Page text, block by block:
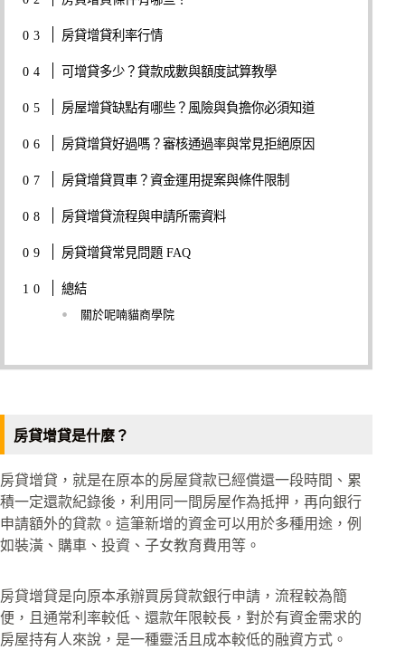
房貸增貸利率行情
可增貸多少？貸款成數與額度試算教學
房屋增貸缺點有哪些？風險與負擔你必須知道
房貸增貸好過嗎？審核通過率與常見拒絕原因
房貸增貸買車？資金運用提案與條件限制
房貸增貸流程與申請所需資料
房貸增貸常見問題 FAQ
總結
關於呢喃貓商學院
房貸增貸是什麼？
房貸增貸，就是在原本的房屋貸款已經償還一段時間、累
積一定還款紀錄後，利用同一間房屋作為抵押，再向銀行
申請額外的貸款。這筆新增的資金可以用於多種用途，例
如裝潢、購車、投資、子女教育費用等。
房貸增貸是向原本承辦買房貸款銀行申請，流程較為簡
便，且通常利率較低、還款年限較長，對於有資金需求的
房屋持有人來說，是一種靈活且成本較低的融資方式。